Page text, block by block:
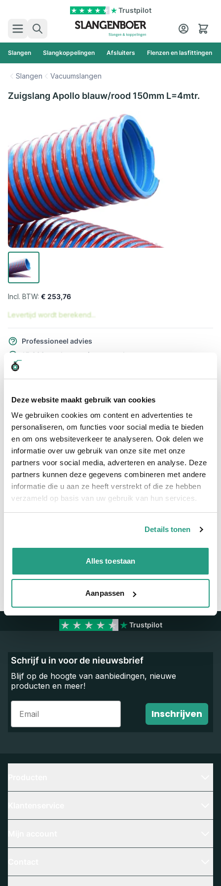
Deze website maakt gebruik van cookies
We gebruiken cookies om content en advertenties te
personaliseren, om functies voor social media te bieden
en om ons websiteverkeer te analyseren. Ook delen we
informatie over uw gebruik van onze site met onze
partners voor social media, adverteren en analyse. Deze
partners kunnen deze gegevens combineren met andere
informatie die u aan ze heeft verstrekt of die ze hebben
verzameld op basis van uw gebruik van hun services.
Details tonen
Alles toestaan
Aanpassen
Trustpilot
Zoek
Cart
Slangen Slangkoppelingen Afsluiters Flenzen en lasfittingen
Slangen Vacuumslangen
Zuigslang Apollo blauw/rood 150mm L=4mtr.
€ 253,76
Levertijd wordt berekend...
Professioneel advies
15.000 producten uit voorraad
Meer informatie
Meer informatie
Binnendiameter 152mm
Rollengte 4 mtr
Neem contact met ons op
Trustpilot
Schrijf u in voor de nieuwsbrief
Blijf op de hoogte van aanbiedingen, nieuwe
producten en meer!
Email
Inschrijven